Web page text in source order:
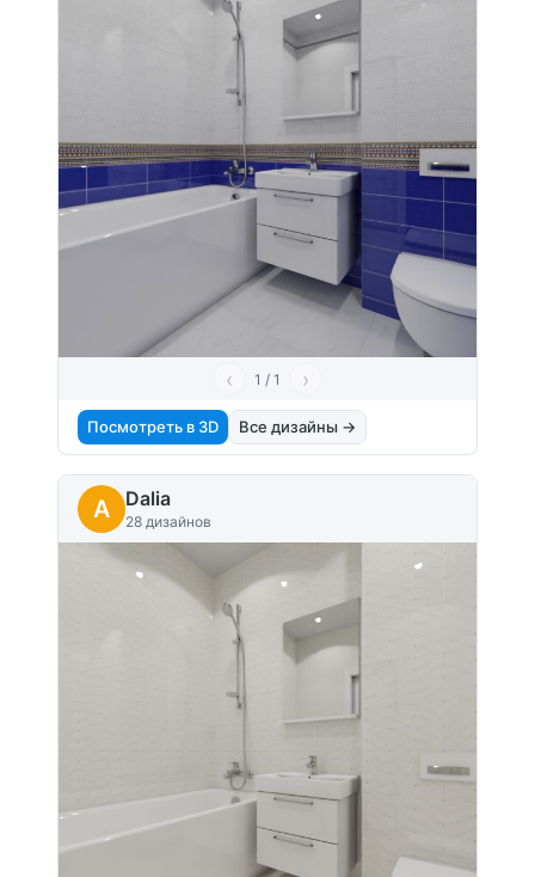
‹ 1 / 1 ›
Посмотреть в 3D Все дизайны →
A Dalia
28 дизайнов